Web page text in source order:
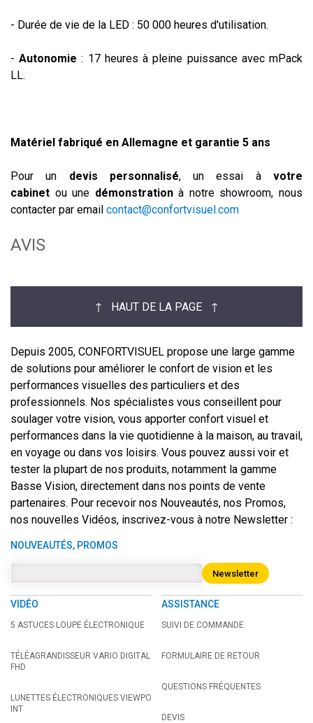
- Durée de vie de la LED : 50 000 heures d'utilisation.
- Autonomie : 17 heures à pleine puissance avec mPack
LL.
Matériel fabriqué en Allemagne et garantie 5 ans
Pour un devis personnalisé, un essai àvotre
cabinet ou une démonstrationà notre showroom, nous
contacter par email contact@confortvisuel.com
AVIS
↑ HAUT DE LA PAGE ↑
Depuis 2005, CONFORTVISUEL propose une large gamme
de solutions pour améliorer le confort de vision et les
performances visuelles des particuliers et des
professionnels. Nos spécialistes vous conseillent pour
soulager votre vision, vous apporter confort visuel et
performances dans la vie quotidienne à la maison, au travail,
en voyage ou dans vos loisirs. Vous pouvez aussi voir et
tester la plupart de nos produits, notamment la gamme
Basse Vision, directement dans nos points de vente
partenaires. Pour recevoir nos Nouveautés, nos Promos,
nos nouvelles Vidéos, inscrivez-vous à notre Newsletter :
NOUVEAUTÉS, PROMOS
Newsletter
VIDÉO
5 ASTUCES LOUPE ÉLECTRONIQUE
TÉLÉAGRANDISSEUR VARIO DIGITAL
FHD
LUNETTES ÉLECTRONIQUES VIEWPO
INT
ASSISTANCE
SUIVI DE COMMANDE
FORMULAIRE DE RETOUR
QUESTIONS FRÉQUENTES
DEVIS